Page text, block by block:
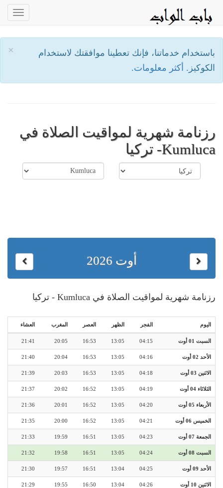
×
باستخدام خدماتنا، فإنك تعطينا موافقتك لاستخدام
الكوكيز. أكثر معلومات.
رزنامة شهرية لمواقيت الصلاة في
Kumluca- تركيا
أوت 2026
رزنامة شهرية لمواقيت الصلاة في Kumluca - تركيا
اليوم الفجر الظهر العصر المغرب العشاء
السبت 01 أوت 04:15
13:05
16:53
20:05
21:41
الأحد 02 أوت 04:16
13:05
16:53
20:04
21:40
الاثنين 03 أوت 04:18
13:05
16:53
20:03
21:39
الثلاثاء 04 أوت 04:19
13:05
16:52
20:02
21:37
الأربعاء 05 أوت 04:20
13:05
16:52
20:01
21:36
الخميس 06 أوت 04:21
13:05
16:52
20:00
21:35
الجمعة 07 أوت 04:23
13:05
16:51
19:59
21:33
السبت 08 أوت 04:24
13:05
16:51
19:58
21:32
الأحد 09 أوت 04:25
13:04
16:51
19:57
21:30
الاثنين 10 أوت 04:26
13:04
16:50
19:55
21:29